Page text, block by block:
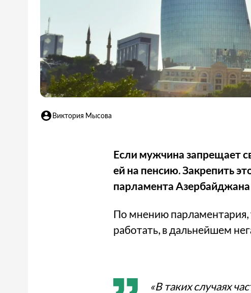
Виктория Мысова
Если мужчина запрещает
ей на пенсию. Закрепить
парламента
По мнению
работать, в дальнейшем
«В таких случаях